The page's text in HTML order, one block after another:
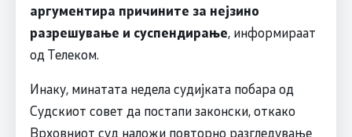
аргументира причините за нејзино
разрешување и суспендирање, информираат
од Телеком.
Инаку, минатата недела судијката побара од
Судскиот совет да постапи законски, откако
Врховниот суд наложи повторно разгледување